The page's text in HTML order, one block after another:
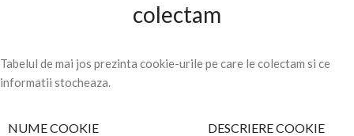
colectam
Tabelul de mai jos prezinta cookie-urile pe care le colectam si ce
informatii stocheaza.
NUME COOKIE DESCRIERE COOKIE